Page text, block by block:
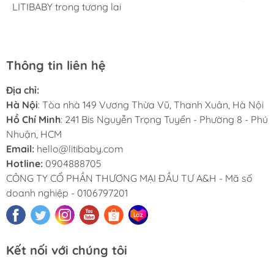
hàng phong phú, tha hồ lựa chọn. Nhân viên chuyên
LITIBABY trong tương lai
luôn. Tuyệt vời LITIBABY ơi
size đại, bé nhà mình hơn 50kg mua ở ngoài rất khó
Thông tin liên hệ
Địa chỉ:
Hà Nội: Tòa nhà 149 Vương Thừa Vũ, Thanh Xuân, Hà Nội
Hồ Chí Minh: 241 Bis Nguyễn Trọng Tuyển - Phường 8 - Phú
Nhuận, HCM
Email: hello@litibaby.com
Hotline: 0904888705
CÔNG TY CỔ PHẦN THƯƠNG MẠI ĐẦU TƯ A&H - Mã số
doanh nghiệp - 0106797201
Kết nối với chúng tôi